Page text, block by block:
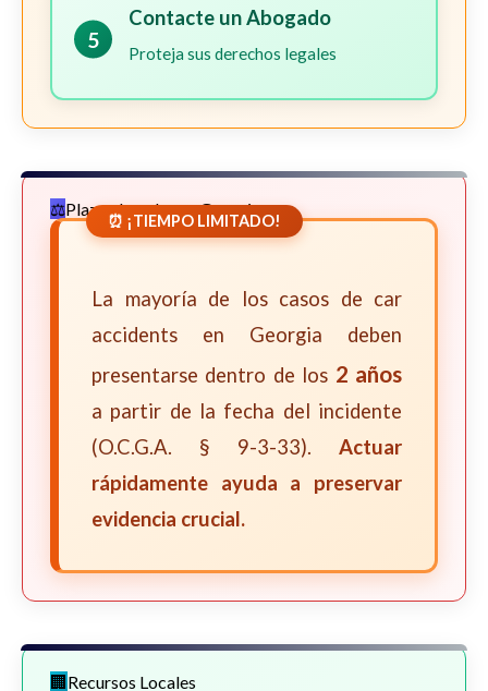
5
Contacte un Abogado
Proteja sus derechos legales
Plazos Legales en Georgia
⏰ ¡TIEMPO LIMITADO!
La mayoría de los casos de car
accidents en Georgia deben
presentarse dentro de los 2 años
a partir de la fecha del incidente
(O.C.G.A. § 9-3-33). Actuar
rápidamente ayuda a preservar
evidencia crucial.
Recursos Locales